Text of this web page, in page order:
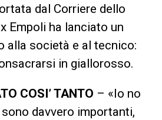
dal Corriere dello
Empoli ha lanciato un
alla società e al tecnico:
in giallorosso.
COSI’ TANTO – «Io no
davvero importanti,